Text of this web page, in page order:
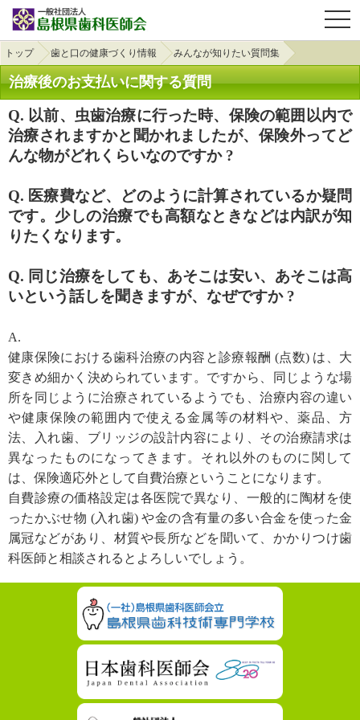
トップ 歯と口の健康づくり情報 みんなが知りたい質問集
治療後のお支払いに関する質問
Q. 以前、虫歯治療に行った時、保険の範囲以内で
治療されますかと聞かれましたが、保険外ってど
んな物がどれくらいなのですか ?
Q. 医療費など、どのように計算されているか疑問
です。少しの治療でも高額なときなどは内訳が知
りたくなります。
Q. 同じ治療をしても、あそこは安い、あそこは高
いという話しを聞きますが、なぜですか ?
A.
健康保険における歯科治療の内容と診療報酬 (点数) は、大
変きめ細かく決められています。ですから、同じような場
所を同じように治療されているようでも、治療内容の違い
や健康保険の範囲内で使える金属等の材料や、薬品、方
法、入れ歯、ブリッジの設計内容により、その治療請求は
異なったものになってきます。それ以外のものに関して
は、保険適応外として自費治療ということになります。
自費診療の価格設定は各医院で異なり、一般的に陶材を使
ったかぶせ物 (入れ歯) や金の含有量の多い合金を使った金
属冠などがあり、材質や長所などを聞いて、かかりつけ歯
科医師と相談されるとよろしいでしょう。